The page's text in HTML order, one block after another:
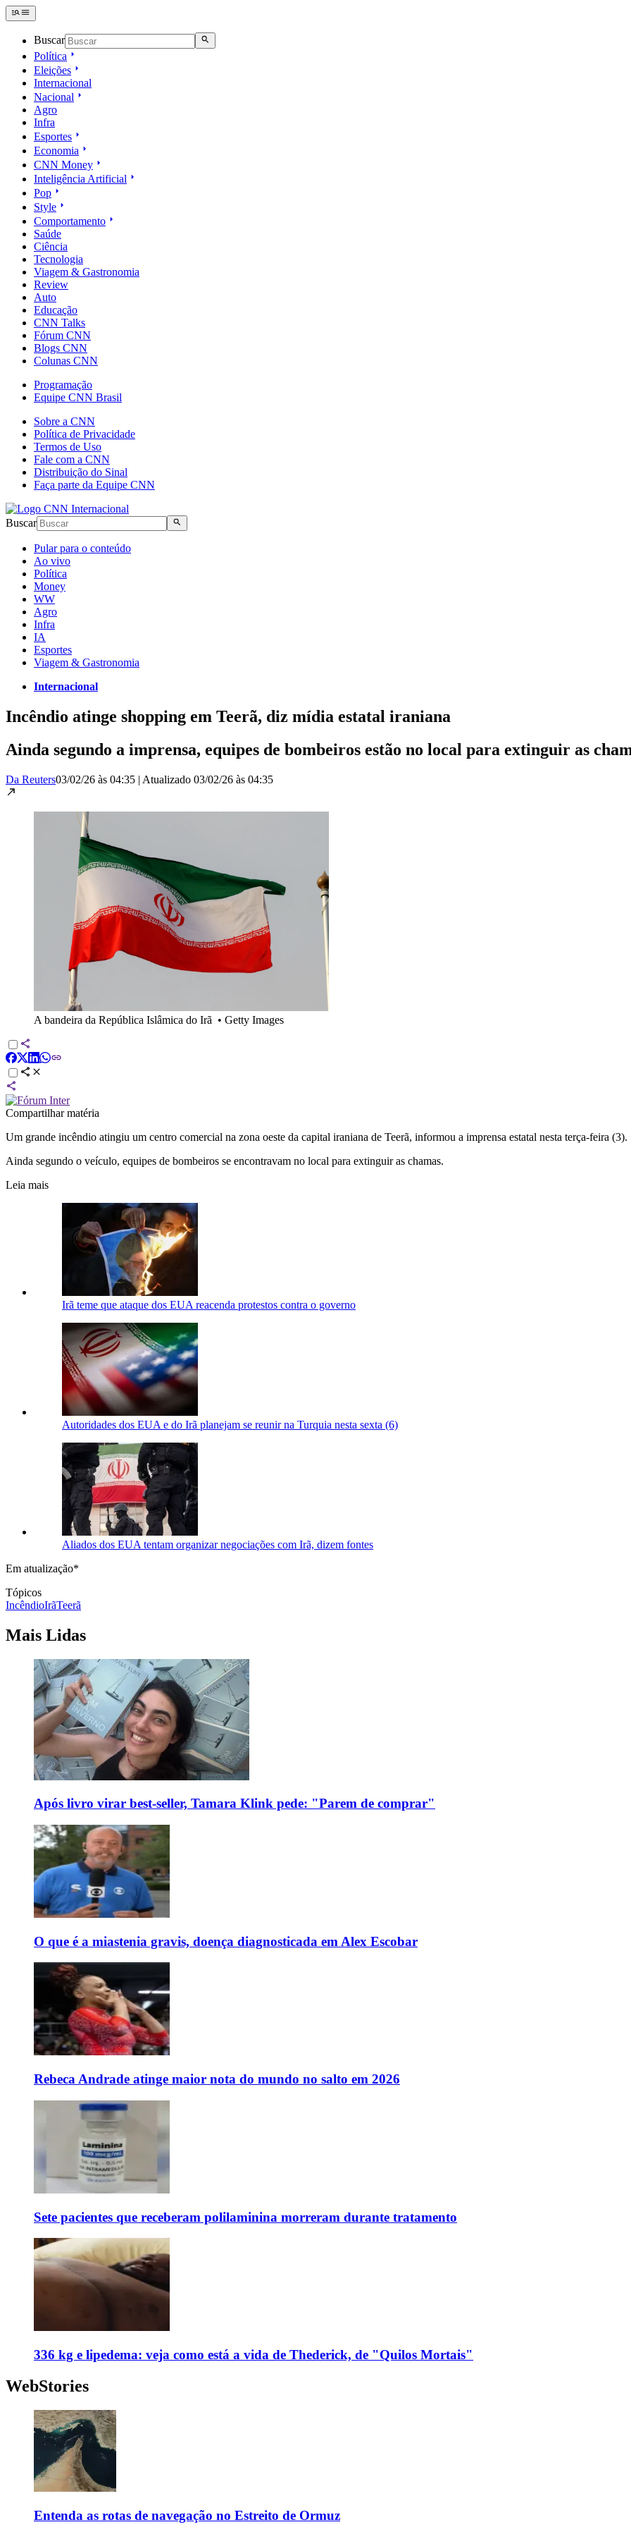
Buscar
Política
Eleições
Internacional
Nacional
Agro
Infra
Esportes
Economia
CNN Money
Inteligência Artificial
Pop
Style
Comportamento
Saúde
Ciência
Tecnologia
Viagem & Gastronomia
Review
Auto
Educação
CNN Talks
Fórum CNN
Blogs CNN
Colunas CNN
Programação
Equipe CNN Brasil
Sobre a CNN
Política de Privacidade
Termos de Uso
Fale com a CNN
Distribuição do Sinal
Faça parte da Equipe CNN
Buscar
Pular para o conteúdo
Ao vivo
Política
Money
WW
Agro
Infra
IA
Esportes
Viagem & Gastronomia
Internacional
Incêndio atinge shopping em Teerã, diz mídia estatal iraniana
Ainda segundo a imprensa, equipes de bombeiros estão no local para extinguir as
Da Reuters03/02/26 às 04:35 | Atualizado 03/02/26 às 04:35
A bandeira da República Islâmica do Irã • Getty Images
Compartilhar matéria
Um grande incêndio atingiu um centro comercial na zona oeste da capital iraniana de Teerã, informou a imprensa estatal nesta terça-feira (3).
Ainda segundo o veículo, equipes de bombeiros se encontravam no local para extinguir as chamas.
Leia mais
Irã teme que ataque dos EUA reacenda protestos contra o governo
Autoridades dos EUA e do Irã planejam se reunir na Turquia nesta sexta (6)
Aliados dos EUA tentam organizar negociações com Irã, dizem fontes
Em atualização*
Tópicos
IncêndioIrãTeerã
Mais Lidas
Após livro virar best-seller, Tamara Klink pede: "Parem de comprar"
O que é a miastenia gravis, doença diagnosticada em Alex Escobar
Rebeca Andrade atinge maior nota do mundo no salto em 2026
Sete pacientes que receberam polilaminina morreram durante tratamento
336 kg e lipedema: veja como está a vida de Thederick, de "Quilos Mortais"
WebStories
Entenda as rotas de navegação no Estreito de Ormuz